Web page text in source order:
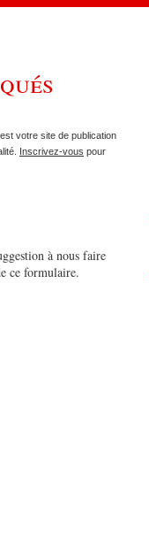
votre site de publication
Inscrivez-vous pour
à nous faire
ce formulaire.